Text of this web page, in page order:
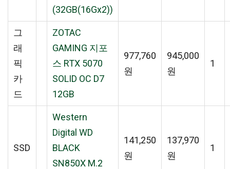
(32GB(16Gx2))
그
래
픽
카
드
ZOTAC
GAMING 지포
스 RTX 5070
SOLID OC D7
12GB
977,760
원
945,000
원
1
SSD
Western
Digital WD
BLACK
SN850X M.2
141,250
원
137,970
원
1